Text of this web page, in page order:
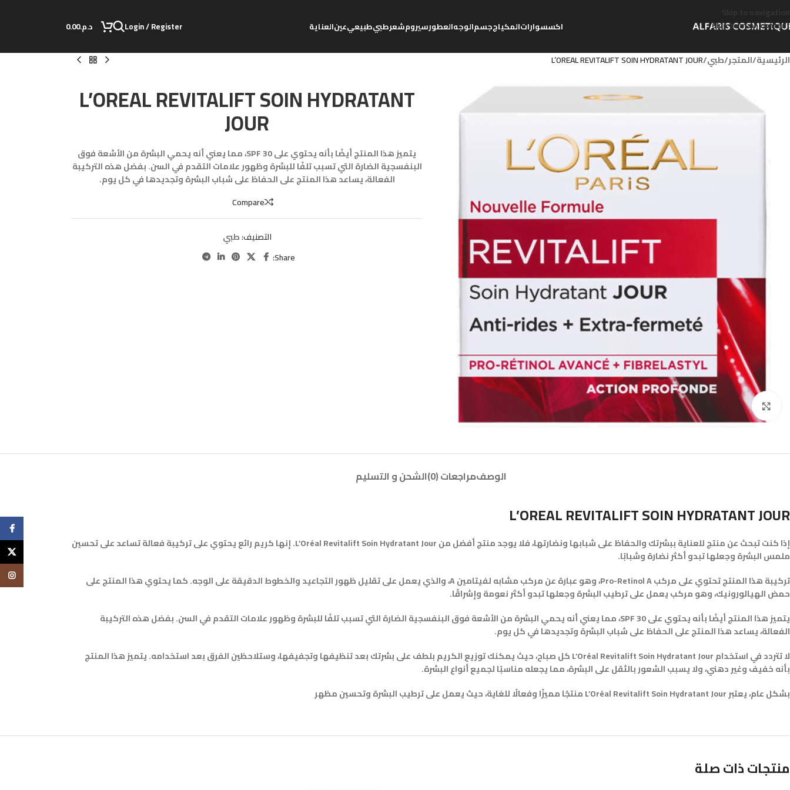
Skip to main content
اكسسواراتالمكياججسمالوجهالعطورسيرومشعرطبيطبيعيعينالعناية Login / Register د.م.0.00
الرئيسية/المتجر/طبي/
L’OREAL REVITALIFT SOIN HYDRATANT JOUR
Click to enlarge
L’OREAL REVITALIFT SOIN HYDRATANT
JOUR
يتميز هذا المنتج أيضًا بأنه يحتوي على SPF 30، مما يعني أنه يحمي البشرة من الأشعة فوق
البنفسجية الضارة التي تسبب تلفًا للبشرة وظهور علامات التقدم في السن. بفضل هذه التركيبة
الفعالة، يساعد هذا المنتج على الحفاظ على شباب البشرة وتجديدها في كل يوم.
Compare
التصنيف:طبي
Share:
الوصفمراجعات (0) الشحن و التسليم
L’OREAL REVITALIFT SOIN HYDRATANT JOUR
إذا كنت تبحث عن منتج للعناية ببشرتك والحفاظ على شبابها ونضارتها، فلا يوجد منتج أفضل من L’Oréal Revitalift Soin Hydratant Jour. إنها كريم رائع يحتوي على تركيبة فعالة تساعد على تحسين
ملمس البشرة وجعلها تبدو أكثر نضارة وشبابًا.
تركيبة هذا المنتج تحتوي على مركب Pro-Retinol A، وهو عبارة عن مركب مشابه لفيتامين A، والذي يعمل على تقليل ظهور التجاعيد والخطوط الدقيقة على الوجه. كما يحتوي هذا المنتج على
حمض الهيالورونيك، وهو مركب يعمل على ترطيب البشرة وجعلها تبدو أكثر نعومة وإشراقًا.
يتميز هذا المنتج أيضًا بأنه يحتوي على SPF 30، مما يعني أنه يحمي البشرة من الأشعة فوق البنفسجية الضارة التي تسبب تلفًا للبشرة وظهور علامات التقدم في السن. بفضل هذه التركيبة
الفعالة، يساعد هذا المنتج على الحفاظ على شباب البشرة وتجديدها في كل يوم.
لا تتردد في استخدام L’Oréal Revitalift Soin Hydratant Jour كل صباح، حيث يمكنك توزيع الكريم بلطف على بشرتك بعد تنظيفها وتجفيفها، وستلاحظين الفرق بعد استخدامه. يتميز هذا المنتج
بأنه خفيف وغير دهني، ولا يسبب الشعور بالثقل على البشرة، مما يجعله مناسبًا لجميع أنواع البشرة.
بشكل عام، يعتبر L’Oréal Revitalift Soin Hydratant Jour منتجًا مميزًا وفعالًا للغاية، حيث يعمل على ترطيب البشرة وتحسين مظهر
منتجات ذات صلة